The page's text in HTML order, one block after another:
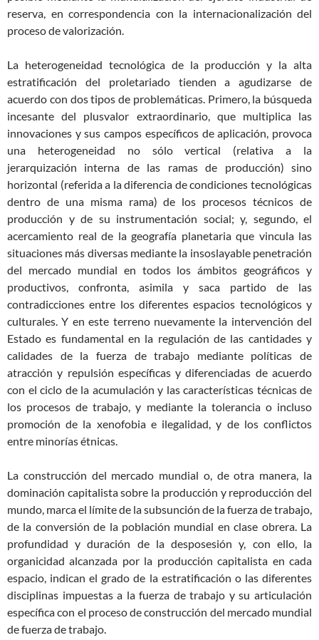
reserva, en correspondencia con la internacionalización del
proceso de valorización.
La heterogeneidad tecnológica de la producción y la alta
estratificación del proletariado tienden a agudizarse de
acuerdo con dos tipos de problemáticas. Primero, la búsqueda
incesante del plusvalor extraordinario, que multiplica las
innovaciones y sus campos específicos de aplicación, provoca
una heterogeneidad no sólo vertical (relativa a la
jerarquización interna de las ramas de producción) sino
horizontal (referida a la diferencia de condiciones tecnológicas
dentro de una misma rama) de los procesos técnicos de
producción y de su instrumentación social; y, segundo, el
acercamiento real de la geografía planetaria que vincula las
situaciones más diversas mediante la insoslayable penetración
del mercado mundial en todos los ámbitos geográficos y
productivos, confronta, asimila y saca partido de las
contradicciones entre los diferentes espacios tecnológicos y
culturales. Y en este terreno nuevamente la intervención del
Estado es fundamental en la regulación de las cantidades y
calidades de la fuerza de trabajo mediante políticas de
atracción y repulsión específicas y diferenciadas de acuerdo
con el ciclo de la acumulación y las características técnicas de
los procesos de trabajo, y mediante la tolerancia o incluso
promoción de la xenofobia e ilegalidad, y de los conflictos
entre minorías étnicas.
La construcción del mercado mundial o, de otra manera, la
dominación capitalista sobre la producción y reproducción del
mundo, marca el límite de la subsunción de la fuerza de trabajo,
de la conversión de la población mundial en clase obrera. La
profundidad y duración de la desposesión y, con ello, la
organicidad alcanzada por la producción capitalista en cada
espacio, indican el grado de la estratificación o las diferentes
disciplinas impuestas a la fuerza de trabajo y su articulación
específica con el proceso de construcción del mercado mundial
de fuerza de trabajo.